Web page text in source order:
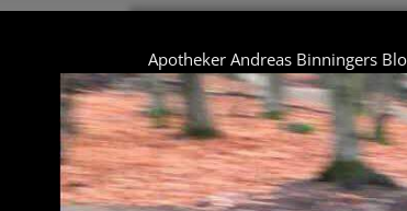
Apotheker Andreas Binningers